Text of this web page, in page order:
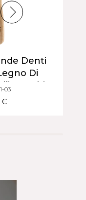
Denti
Di
Lunghi &
03
€